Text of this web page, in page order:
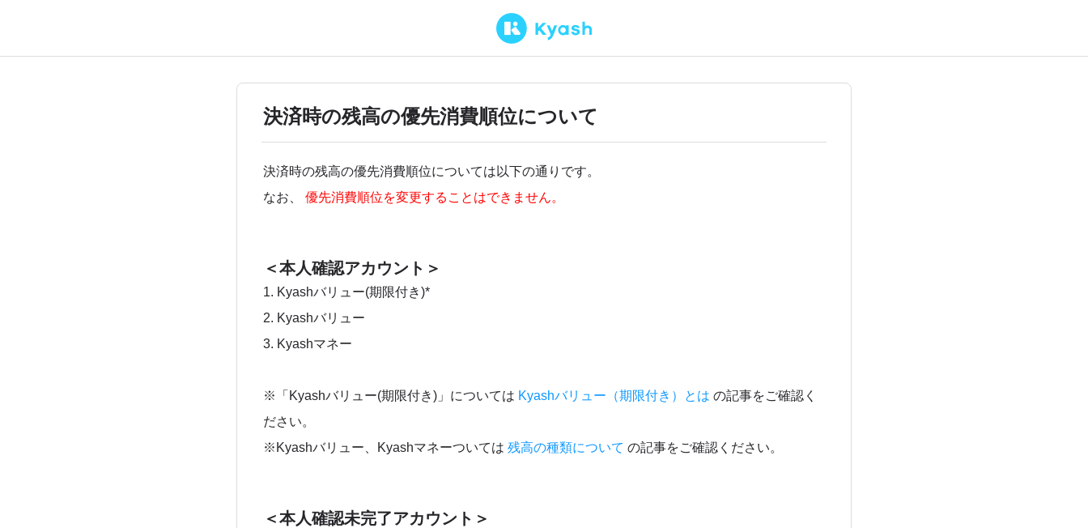
決済時の残高の優先消費順位について
決済時の残高の優先消費順位については以下の通りです。
なお、 優先消費順位を変更することはできません。
＜本人確認アカウント＞
1. Kyashバリュー(期限付き)*
2. Kyashバリュー
3. Kyashマネー
※「Kyashバリュー(期限付き)」については Kyashバリュー（期限付き）とは の記事をご確認く
ださい。
※Kyashバリュー、Kyashマネーついては 残高の種類について の記事をご確認ください。
＜本人確認未完了アカウント＞